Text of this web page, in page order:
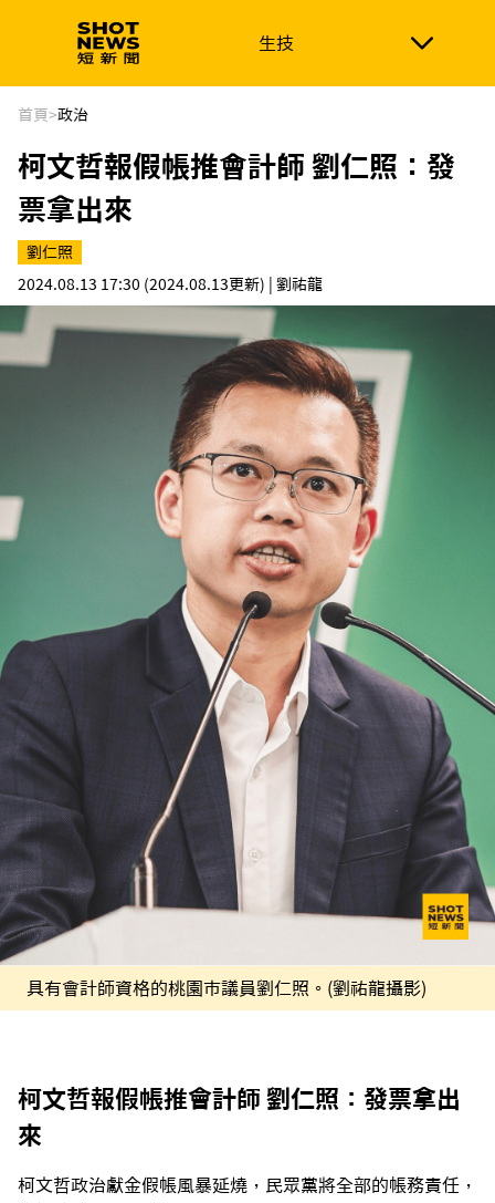
生技
生技 政治
新南向 體育
首頁>政治
柯文哲報假帳推會計師 劉仁照：發
票拿出來
劉仁照
2024.08.13 17:30 (2024.08.13更新) | 劉祐龍
具有會計師資格的桃園市議員劉仁照。(劉祐龍攝影)
柯文哲報假帳推會計師 劉仁照：發票拿出
來
柯文哲政治獻金假帳風暴延燒，民眾黨將全部的帳務責任，